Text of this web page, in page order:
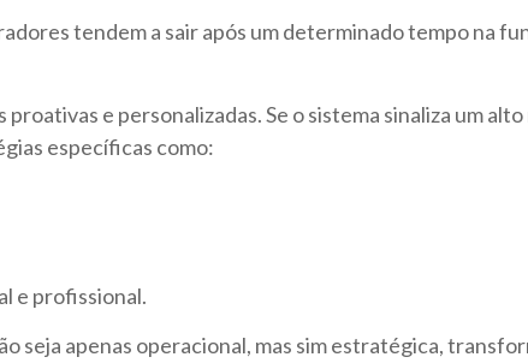
tendem a sair após um determinado tempo na
e personalizadas. Se o sistema sinaliza um
específicas como:
e profissional.
seja apenas operacional, mas sim estratégica,